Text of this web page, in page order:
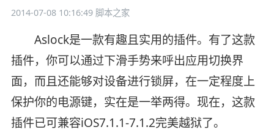
2014-07-08 10:16:49脚本之家
Aslock是一款有趣且实用的插件。有了这款
插件，你可以通过下滑手势来呼出应用切换界
面，而且还能够对设备进行锁屏，在一定程度上
保护你的电源键，实在是一举两得。现在，这款
插件已可兼容iOS7.1.1-7.1.2完美越狱了。